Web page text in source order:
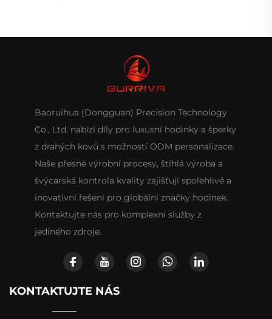
Baoruihua (Dongguan) Precision Technology
Co., Ltd. nabízí díly pro luxusní hodinky a šperky
z drahých kovů s možností ODM personalizace.
Naše přesné výrobní procesy, štíhlá výroba a
švýcarská kontrola kvality zajišťují spolehlivé a
inovativní řešení pro globální značky hodinek.
Kontaktujte nás pro komplexní služby z
jediného zdroje.
KONTAKTUJTE NÁS